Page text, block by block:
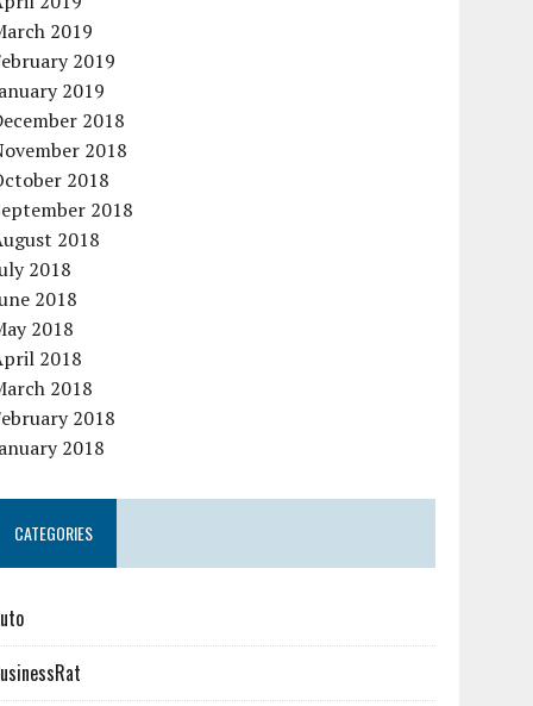
2019
2019
2019
2018
2018
2018
2018
2018
2018
2018
2018
2018
2018
2018
2018
CATEGORIES